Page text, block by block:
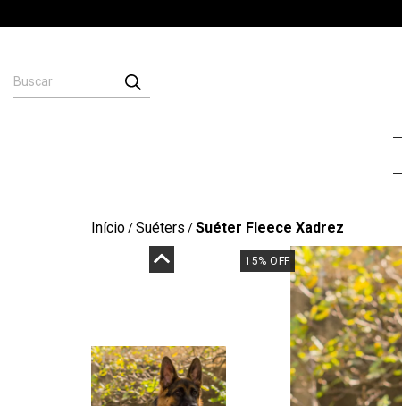
Início/Suéters /Suéter Fleece Xadrez
15% OFF